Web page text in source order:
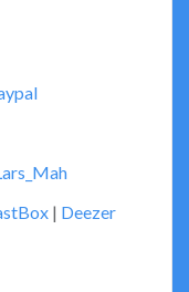
| Deezer